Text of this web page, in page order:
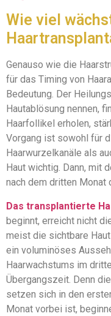
Wie viel
Genauso wie die
für das Timing von
Bedeutung. Der
Hautablösung nennen,
Haarfollikel erholen,
Vorgang ist sowohl für
Haarwurzelkanäle als
Haut wichtig. Dann, mit
nach dem dritten Monat
Das transplantierte
beginnt, erreicht nicht
meist die sichtbare
ein voluminöses
Haarwachstums im
Übergangszeit. Denn
setzen sich in den
Monat vorbei ist,